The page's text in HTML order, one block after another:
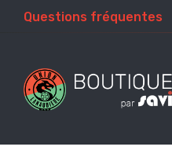
Questions fréquentes